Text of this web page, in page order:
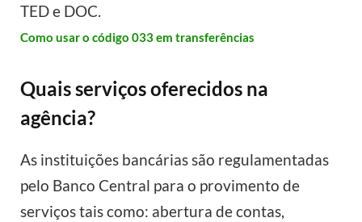
TED e DOC.
Como usar o código 033 em transferências
Quais serviços oferecidos na
agência?
As instituições bancárias são regulamentadas
pelo Banco Central para o provimento de
serviços tais como: abertura de contas,